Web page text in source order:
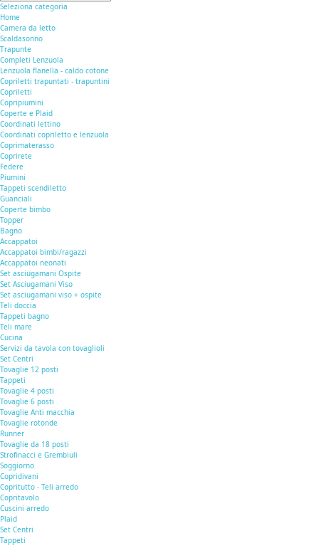
Seleziona categoria
Home
Camera da letto
Scaldasonno
Trapunte
Completi Lenzuola
Lenzuola flanella - caldo cotone
Copriletti trapuntati - trapuntini
Copriletti
Copripiumini
Coperte e Plaid
Coordinati lettino
Coordinati copriletto e lenzuola
Coprimaterasso
Coprirete
Federe
Piumini
Tappeti scendiletto
Guanciali
Coperte bimbo
Topper
Bagno
Accappatoi
Accappatoi bimbi/ragazzi
Accappatoi neonati
Set asciugamani Ospite
Set Asciugamani Viso
Set asciugamani viso + ospite
Teli doccia
Tappeti bagno
Teli mare
Cucina
Servizi da tavola con tovaglioli
Set Centri
Tovaglie 12 posti
Tappeti
Tovaglie 4 posti
Tovaglie 6 posti
Tovaglie Anti macchia
Tovaglie rotonde
Runner
Tovaglie da 18 posti
Strofinacci e Grembiuli
Soggiorno
Copridivani
Copritutto - Teli arredo
Copritavolo
Cuscini arredo
Plaid
Set Centri
Tappeti